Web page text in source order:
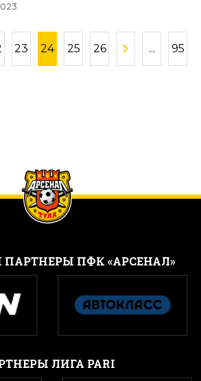
23 24 25 26 ... 95
ПФК «АРСЕНАЛ»
ЛИГА PARI